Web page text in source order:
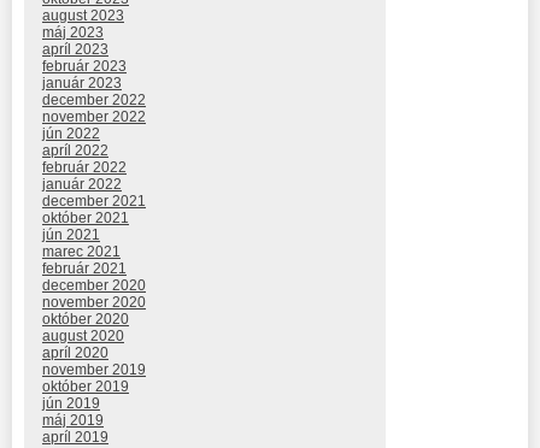
august 2023
máj 2023
apríl 2023
február 2023
január 2023
december 2022
november 2022
jún 2022
apríl 2022
február 2022
január 2022
december 2021
október 2021
jún 2021
marec 2021
február 2021
december 2020
november 2020
október 2020
august 2020
apríl 2020
november 2019
október 2019
jún 2019
máj 2019
apríl 2019